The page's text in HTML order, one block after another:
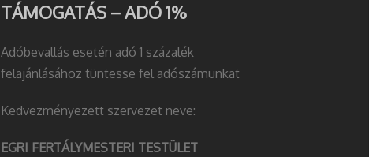
TÁMOGATÁS – ADÓ 1%
Adóbevallás esetén adó 1 százalék
felajánlásához tüntesse fel adószámunkat
Kedvezményezett szervezet neve:
EGRI FERTÁLYMESTERI TESTÜLET